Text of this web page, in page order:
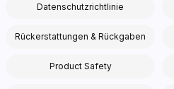
Datenschutzrichtlinie
Rückerstattungen & Rückgaben
Product Safety